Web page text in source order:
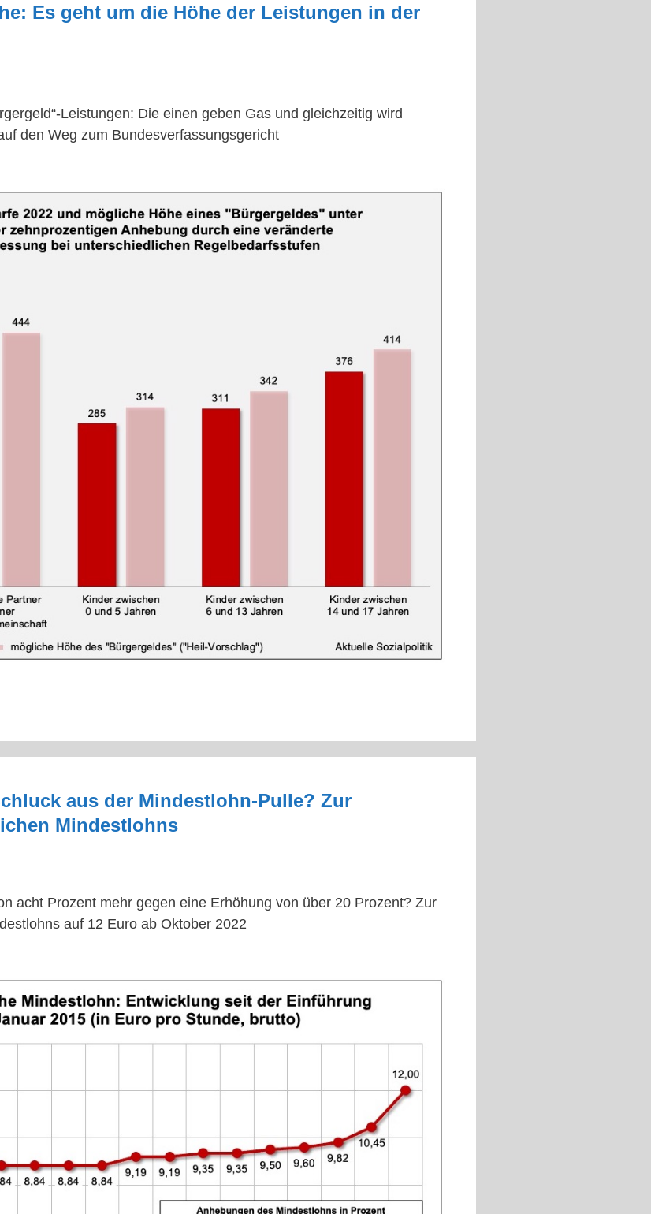
Es geht um die Höhe der Leistungen in der
Leistungen: Die einen geben Gas und gleichzeitig wird
den Weg zum Bundesverfassungsgericht
aus der Mindestlohn-Pulle? Zur
Mindestlohns
acht Prozent mehr gegen eine Erhöhung von über 20 Prozent? Zur
auf 12 Euro ab Oktober 2022